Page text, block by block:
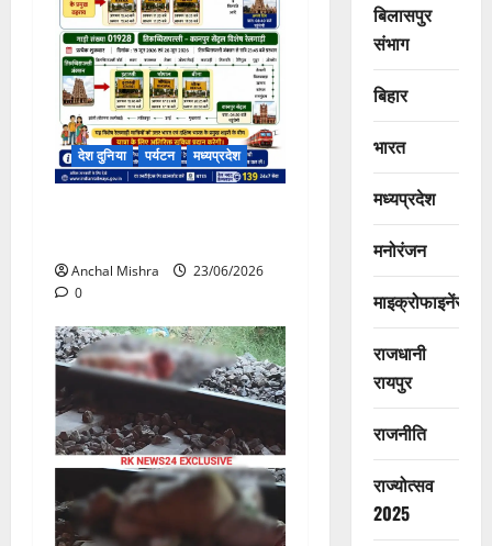
देश दुनिया पर्यटन मध्यप्रदेश
Anchal Mishra
23/06/2026
0
बिलासपुर
संभाग
बिहार
भारत
मध्यप्रदेश
मनोरंजन
माइक्रोफाइनेंस
राजधानी
रायपुर
राजनीति
राज्योत्सव
2025